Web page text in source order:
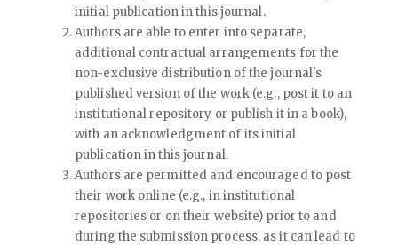
initial publication in this journal.
Authors are able to enter into separate,
additional contractual arrangements for the
non-exclusive distribution of the journal's
published version of the work (e.g., post it to an
institutional repository or publish it in a book),
with an acknowledgment of its initial
publication in this journal.
Authors are permitted and encouraged to post
their work online (e.g., in institutional
repositories or on their website) prior to and
during the submission process, as it can lead to